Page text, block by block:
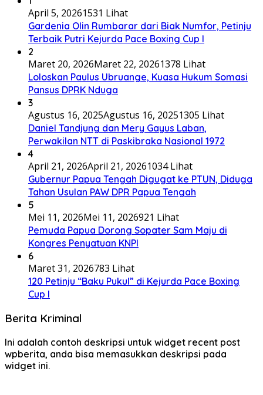
April 5, 20261531 Lihat
Gardenia Olin Rumbarar dari Biak Numfor, Petinju
Terbaik Putri Kejurda Pace Boxing Cup I
2
Maret 20, 2026Maret 22, 20261378 Lihat
Loloskan Paulus Ubruange, Kuasa Hukum Somasi
Pansus DPRK Nduga
3
Agustus 16, 2025Agustus 16, 20251305 Lihat
Daniel Tandjung dan Mery Gayus Laban,
Perwakilan NTT di Paskibraka Nasional 1972
4
April 21, 2026April 21, 20261034 Lihat
Gubernur Papua Tengah Digugat ke PTUN, Diduga
Tahan Usulan PAW DPR Papua Tengah
5
Mei 11, 2026Mei 11, 2026921 Lihat
Pemuda Papua Dorong Sopater Sam Maju di
Kongres Penyatuan KNPI
6
Maret 31, 2026783 Lihat
120 Petinju “Baku Pukul” di Kejurda Pace Boxing
Cup I
Berita Kriminal
Ini adalah contoh deskripsi untuk widget recent post
wpberita, anda bisa memasukkan deskripsi pada
widget ini.